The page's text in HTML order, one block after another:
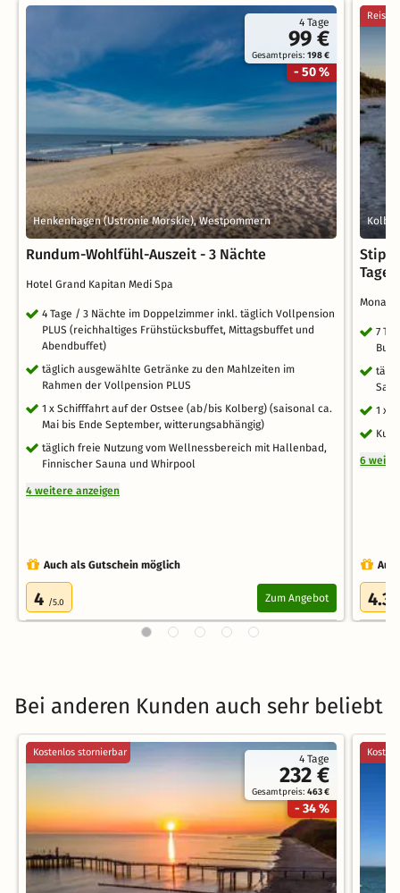
4 Tage
99 €
Gesamtpreis:198 €
- 50 %
Henkenhagen (Ustronie Morskie), Westpommern
Rundum-Wohlfühl-Auszeit - 3 Nächte
Hotel Grand Kapitan Medi Spa
4 Tage / 3 Nächte im Doppelzimmer inkl. täglich Vollpension
PLUS (reichhaltiges Frühstücksbuffet, Mittagsbuffet und
Abendbuffet)
täglich ausgewählte Getränke zu den Mahlzeiten im
Rahmen der Vollpension PLUS
1 x Schifffahrt auf der Ostsee (ab/bis Kolberg) (saisonal ca.
Mai bis Ende September, witterungsabhängig)
täglich freie Nutzung vom Wellnessbereich mit Hallenbad,
Finnischer Sauna und Whirpool
4 weitere anzeigen
Auch als Gutschein möglich
4 /5.0 Zum Angebot
Tage
Mona
7
1 x
6
4.3
Bei anderen Kunden auch sehr beliebt
4 Tage
232 €
Gesamtpreis:463 €
- 34 %
Kostenlos stornierbar